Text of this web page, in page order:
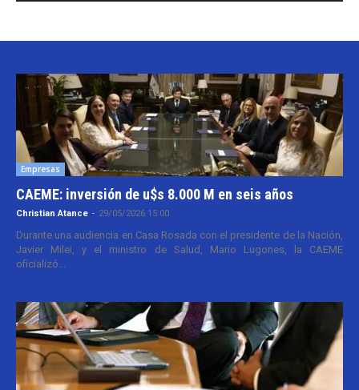
Empresas
CAEME: inversión de u$s 8.000 M en seis años
Christian Atance - 29/05/2026 15:00
Durante una audiencia en Casa Rosada con el presidente de la Nación,
Javier Milei, y el ministro de Salud, Mario Lugones, la CAEME
oficializó...